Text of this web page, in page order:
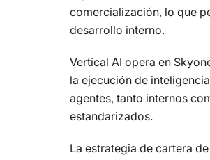
comercialización, lo que
desarrollo interno.
Vertical AI opera en
la ejecución de
agentes, tanto internos
estandarizados.
La estrategia de cartera